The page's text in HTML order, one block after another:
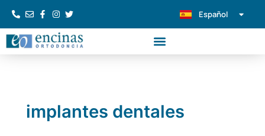
contenido
Español
Português
implantes dentales